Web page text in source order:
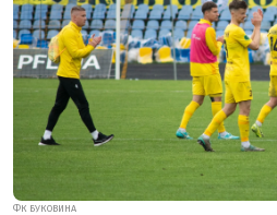
ФК БУКОВИНА